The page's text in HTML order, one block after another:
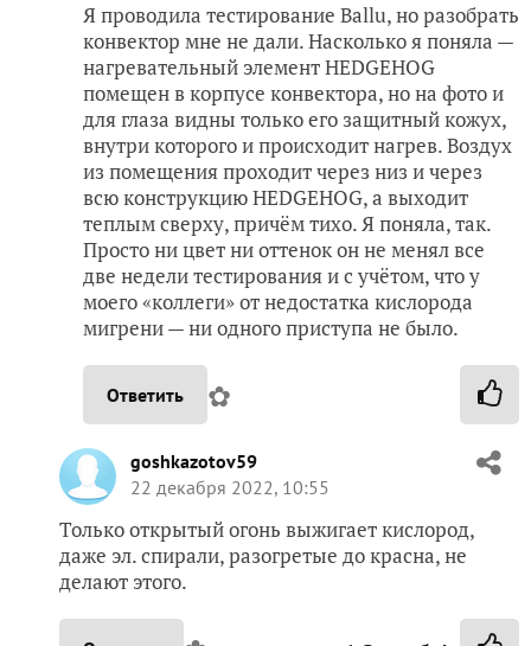
Я проводила тестирование Ballu, но разобрать
конвектор мне не дали. Насколько я поняла —
нагревательный элемент HEDGEHOG
помещен в корпусе конвектора, но на фото и
для глаза видны только его защитный кожух,
внутри которого и происходит нагрев. Воздух
из помещения проходит через низ и через
всю конструкцию HEDGEHOG, а выходит
теплым сверху, причём тихо. Я поняла, так.
Просто ни цвет ни оттенок он не менял все
две недели тестирования и с учётом, что у
моего «коллеги» от недостатка кислорода
мигрени — ни одного приступа не было.
Ответить ✿
goshkazotov59
22 декабря 2022, 10:55
Только открытый огонь выжигает кислород,
даже эл. спирали, разогретые до красна, не
делают этого.